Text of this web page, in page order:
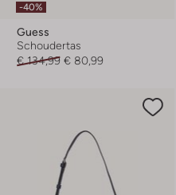
-40%
Guess
Schoudertas
€ 134,99 € 80,99